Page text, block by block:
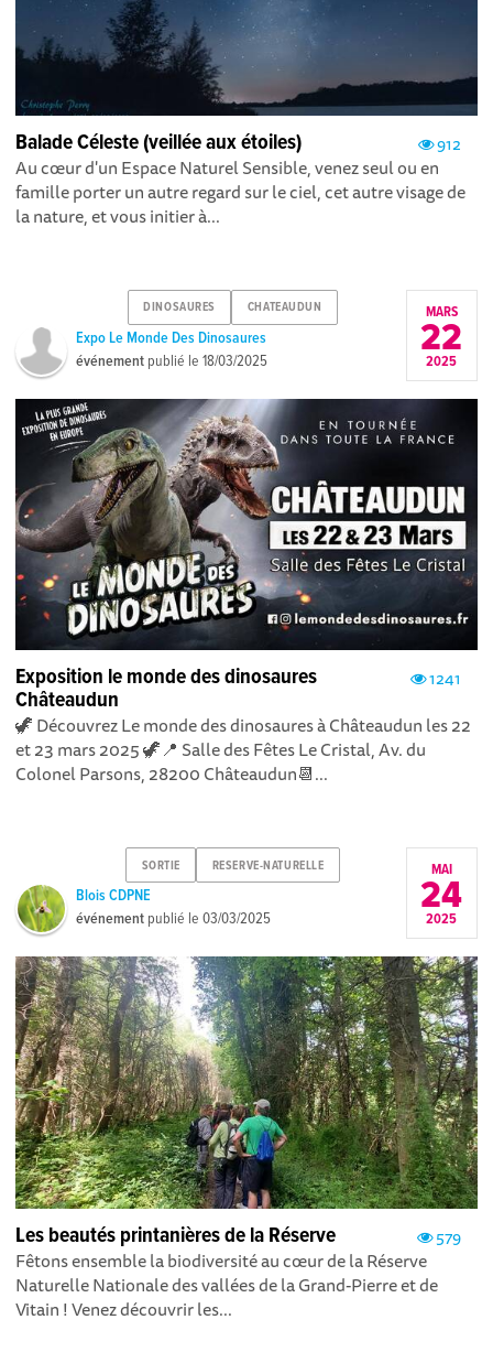
912
Balade Céleste (veillée aux étoiles)
Au cœur d'un Espace Naturel Sensible, venez seul ou en
famille porter un autre regard sur le ciel, cet autre visage de
la nature, et vous initier à...
DINOSAURES CHATEAUDUN
Expo Le Monde Des Dinosaures
événement publié le18/03/2025
MARS
22
2025
1241
Exposition le monde des dinosaures
Châteaudun
🦖 Découvrez Le monde des dinosaures à Châteaudun les 22
et 23 mars 2025 🦖📍 Salle des Fêtes Le Cristal, Av. du
Colonel Parsons, 28200 Châteaudun📆...
SORTIE RESERVE-NATURELLE
Blois CDPNE
événement publié le03/03/2025
MAI
24
2025
579
Les beautés printanières de la Réserve
Fêtons ensemble la biodiversité au cœur de la Réserve
Naturelle Nationale des vallées de la Grand-Pierre et de
Vitain ! Venez découvrir les...